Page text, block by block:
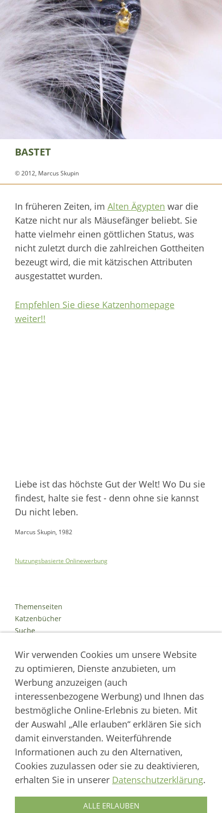
BASTET
© 2012, Marcus Skupin
In früheren Zeiten, im Alten Ägypten war die
Katze nicht nur als Mäusefänger beliebt. Sie
hatte vielmehr einen göttlichen Status, was
nicht zuletzt durch die zahlreichen Gottheiten
bezeugt wird, die mit kätzischen Attributen
ausgestattet wurden.
Empfehlen Sie diese Katzenhomepage
weiter!!
Liebe ist das höchste Gut der Welt! Wo Du sie
findest, halte sie fest - denn ohne sie kannst
Du nicht leben.
Marcus Skupin, 1982
Nutzungsbasierte Onlinewerbung
Themenseiten
Katzenbücher
Suche
Impressum
Datenschutz
Cookies
Autor der Welt der Katzen
___________________
Fortpflanzung von Hauskatzen und Wildkatzenarten
Artikel werden regelmäßig aktualisiert und neue Forschungsergebnisse
berücksichtigt.
Autor & Redaktion: Marcus Skupin · Katzenforschung | Katzenwissen |
Wir verwenden Cookies um unsere Website
zu optimieren, Dienste anzubieten, um
Werbung anzuzeigen (auch
interessenbezogene Werbung) und Ihnen das
bestmögliche Online-Erlebnis zu bieten. Mit
der Auswahl „Alle erlauben“ erklären Sie sich
damit einverstanden. Weiterführende
Informationen auch zu den Alternativen,
Cookies zuzulassen oder sie zu deaktivieren,
erhalten Sie in unserer Datenschutzerklärung.
ALLE ERLAUBEN